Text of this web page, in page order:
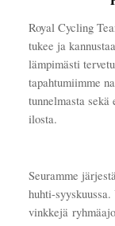
Royal Cycling
tukee ja
lämpimästi
tapahtumiimme
tunnelmasta
ilosta.
Seuramme
huhti-
vinkkejä